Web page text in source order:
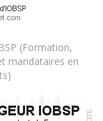
(Formation,
mandataires en